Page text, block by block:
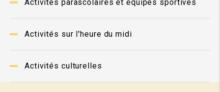
Activités parascolaires et équipes sportives
Activités sur l'heure du midi
Activités culturelles